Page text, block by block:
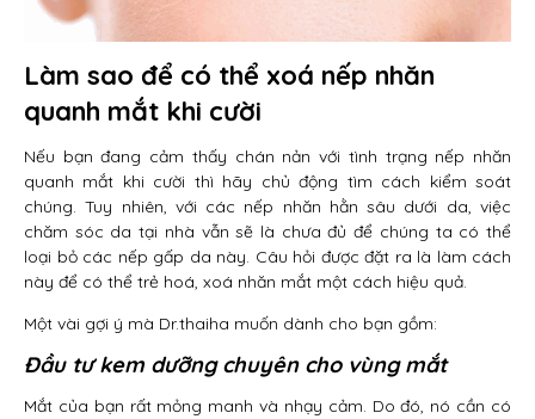
Làm sao để có thể xoá nếp nhăn
quanh mắt khi cười
Nếu bạn đang cảm thấy chán nản với tình trạng nếp nhăn
quanh mắt khi cười thì hãy chủ động tìm cách kiểm soát
chúng. Tuy nhiên, với các nếp nhăn hằn sâu dưới da, việc
chăm sóc da tại nhà vẫn sẽ là chưa đủ để chúng ta có thể
loại bỏ các nếp gấp da này. Câu hỏi được đặt ra là làm cách
này để có thể trẻ hoá, xoá nhăn mắt một cách hiệu quả.
Một vài gợi ý mà Dr.thaiha muốn dành cho bạn gồm:
Đầu tư kem dưỡng chuyên cho vùng mắt
Mắt của bạn rất mỏng manh và nhạy cảm. Do đó, nó cần có